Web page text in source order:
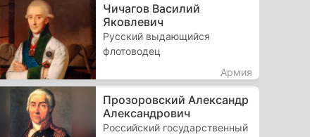
Чичагов Василий
Яковлевич
Русский выдающийся
флотоводец
Армия
Прозоровский Александр
Александрович
Российский государственный